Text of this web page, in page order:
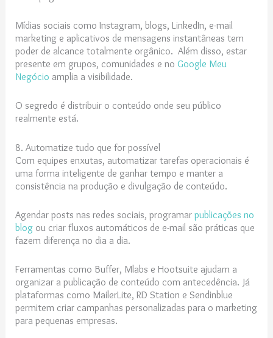
Mídias sociais como Instagram, blogs, LinkedIn, e-mail
marketing e aplicativos de mensagens instantâneas tem
poder de alcance totalmente orgânico. Além disso, estar
presente em grupos, comunidades e noGoogle Meu
Negócio amplia a visibilidade.
O segredo é distribuir o conteúdo onde seu público
realmente está.
8. Automatize tudo que for possível
Com equipes enxutas, automatizar tarefas operacionais é
uma forma inteligente de ganhar tempo e manter a
consistência na produção e divulgação de conteúdo.
Agendar posts nas redes sociais, programarpublicações no
blog ou criar fluxos automáticos de e-mail são práticas que
fazem diferença no dia a dia.
Ferramentas como Buffer, Mlabs e Hootsuite ajudam a
organizar a publicação de conteúdo com antecedência. Já
plataformas como MailerLite, RD Station e Sendinblue
permitem criar campanhas personalizadas para o marketing
para pequenas empresas.